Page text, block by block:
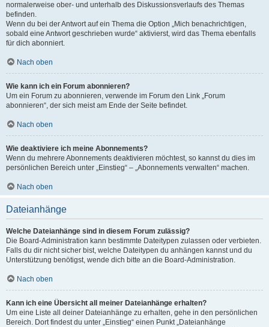
normalerweise ober- und unterhalb des Diskussionsverlaufs des Themas
befinden.
Wenn du bei der Antwort auf ein Thema die Option „Mich benachrichtigen,
sobald eine Antwort geschrieben wurde“ aktivierst, wird das Thema ebenfalls
für dich abonniert.
Nach oben
Wie kann ich ein Forum abonnieren?
Um ein Forum zu abonnieren, verwende im Forum den Link „Forum
abonnieren“, der sich meist am Ende der Seite befindet.
Nach oben
Wie deaktiviere ich meine Abonnements?
Wenn du mehrere Abonnements deaktivieren möchtest, so kannst du dies im
persönlichen Bereich unter „Einstieg“ – „Abonnements verwalten“ machen.
Nach oben
Dateianhänge
Welche Dateianhänge sind in diesem Forum zulässig?
Die Board-Administration kann bestimmte Dateitypen zulassen oder verbieten.
Falls du dir nicht sicher bist, welche Dateitypen du anhängen kannst und du
Unterstützung benötigst, wende dich bitte an die Board-Administration.
Nach oben
Kann ich eine Übersicht all meiner Dateianhänge erhalten?
Um eine Liste all deiner Dateianhänge zu erhalten, gehe in den persönlichen
Bereich. Dort findest du unter „Einstieg“ einen Punkt „Dateianhänge